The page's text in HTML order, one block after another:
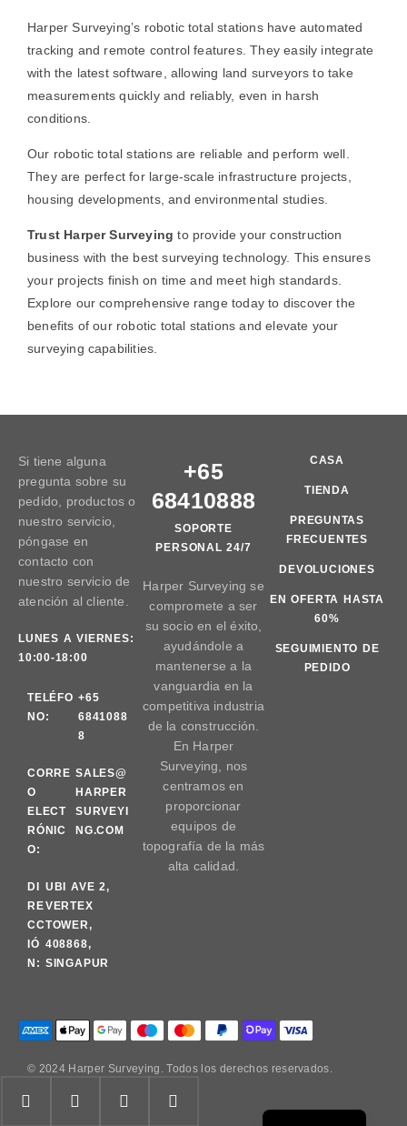
Harper Surveying’s robotic total stations have automated
tracking and remote control features. They easily integrate
with the latest software, allowing land surveyors to take
measurements quickly and reliably, even in harsh
conditions.
Our robotic total stations are reliable and perform well.
They are perfect for large-scale infrastructure projects,
housing developments, and environmental studies.
Trust Harper Surveying to provide yourconstruction
business with the best surveying technology. This ensures
your projects finish on time and meet high standards.
Explore our comprehensive range today to discover the
benefits of our robotic total stations and elevate your
surveying capabilities.
Si tiene alguna
pregunta sobre su
pedido, productos o
nuestro servicio,
póngase en
contacto con
nuestro servicio de
atención al cliente.
LUNES A VIERNES:
10:00-18:00
TELÉFO
NO:
+65
6841088
8
CORRE
O
ELECT
RÓNIC
O:
SALES@
HARPER
SURVEYI
NG.COM
DI
RE
CC
IÓ
N:
UBI AVE 2,
VERTEX
TOWER,
408868,
SINGAPUR
+65
68410888
SOPORTE
PERSONAL 24/7
Harper Surveying se
compromete a ser
su socio en el éxito,
ayudándole a
mantenerse a la
vanguardia en la
competitiva industria
de la construcción.
En Harper
Surveying, nos
centramos en
proporcionar
equipos de
topografía de la más
alta calidad.
CASA
TIENDA
PREGUNTAS
FRECUENTES
DEVOLUCIONES
EN OFERTA HASTA
60%
SEGUIMIENTO DE
PEDIDO
© 2024 Harper Surveying. Todos los derechos reservados.